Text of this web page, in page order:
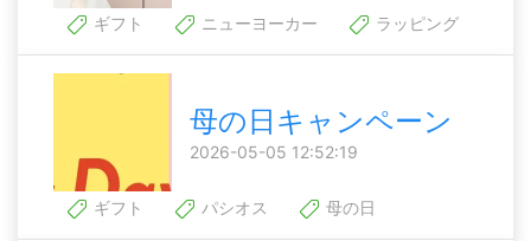
ギフト
ニューヨーカー ラッピング
母の日キャンペーン
2026-05-05 12:52:19
ギフト パシオス 母の日